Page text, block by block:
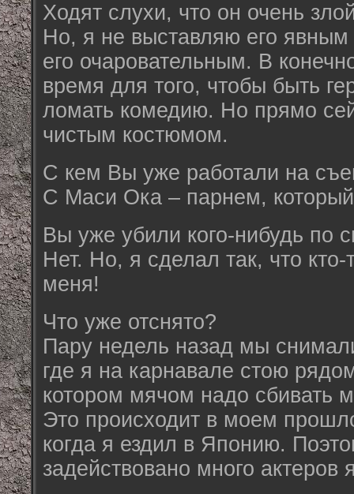
Ходят слухи, что он очень
Но, я не выставляю его
его очаровательным. В
время для того, чтобы быть
ломать комедию. Но прямо
чистым костюмом.
С кем Вы уже работали на
С Маси Ока – парнем,
Вы уже убили кого-нибудь по
Нет. Но, я сделал так, что
меня!
Что уже отснято?
Пару недель назад мы
где я на карнавале стою
котором мячом надо сбивать
Это происходит в моем
когда я ездил в Японию.
задействовано много актеров